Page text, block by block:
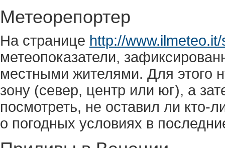
Метеорепортер
На странице http://
метеопоказатели,
местными жителями. Для этого
зону (север, центр или юг), а
посмотреть, не оставил ли кто-
о погодных условиях в